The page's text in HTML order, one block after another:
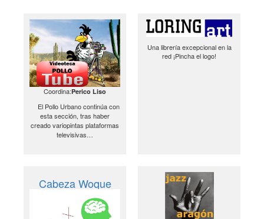
Coordina:Perico Liso
El Pollo Urbano continúa con
esta sección, tras haber
creado variopintas plataformas
televisivas…
Una librería excepcional en la
red ¡Pincha el logo!
Cabeza Woque